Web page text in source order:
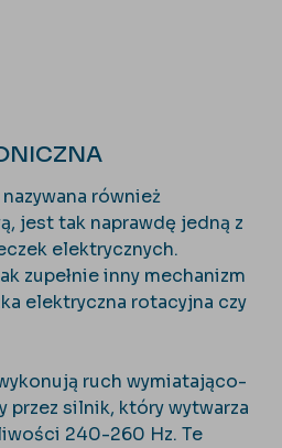
nazywana również
jest tak naprawdę jedną z
elektrycznych.
zupełnie inny mechanizm
elektryczna rotacyjna czy
ruch wymiatająco-
przez silnik, który wytwarza
240-260 Hz. Te